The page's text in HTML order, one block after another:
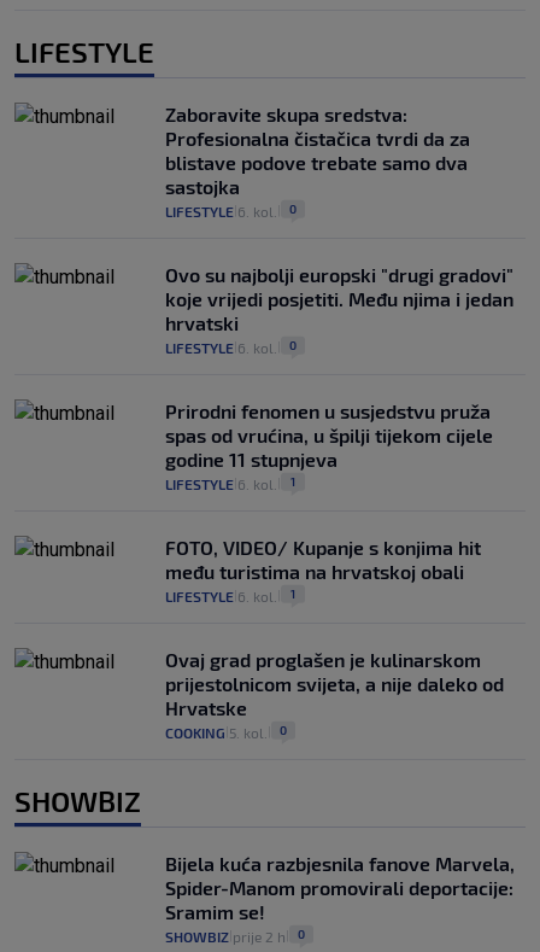
LIFESTYLE
Zaboravite skupa sredstva:
Profesionalna čistačica tvrdi da za
blistave podove trebate samo dva
sastojka
LIFESTYLE 6. kol. 0
Ovo su najbolji europski "drugi gradovi"
koje vrijedi posjetiti. Među njima i jedan
hrvatski
LIFESTYLE 6. kol. 0
Prirodni fenomen u susjedstvu pruža
spas od vrućina, u špilji tijekom cijele
godine 11 stupnjeva
LIFESTYLE 6. kol. 1
FOTO, VIDEO/ Kupanje s konjima hit
među turistima na hrvatskoj obali
LIFESTYLE 6. kol. 1
Ovaj grad proglašen je kulinarskom
prijestolnicom svijeta, a nije daleko od
Hrvatske
COOKING 5. kol. 0
SHOWBIZ
Bijela kuća razbjesnila fanove Marvela,
Spider-Manom promovirali deportacije:
Sramim se!
SHOWBIZ prije 2 h 0